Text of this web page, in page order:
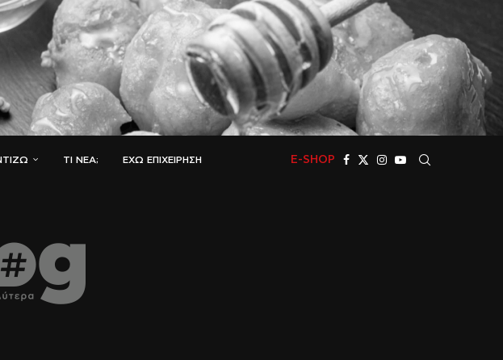
ΤΙ ΝΈΑ; ΈΧΩ ΕΠΙΧΕΊΡΗΣΗ E-SHOP